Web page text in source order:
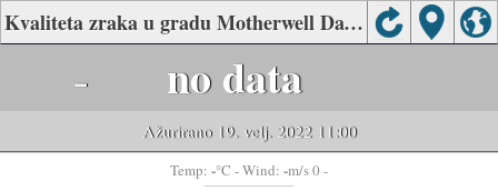
Kvaliteta zraka u gradu Motherwell Day Hospital, Nelson Mandela Bay Metro
- no data
Ažurirano 19. velj. 2022 11:00
Temp: -°C - Wind: -m/s 0 -